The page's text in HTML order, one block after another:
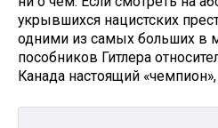
укрывшихся нацистских
одними из самых больших в
пособников Гитлера
Канада настоящий